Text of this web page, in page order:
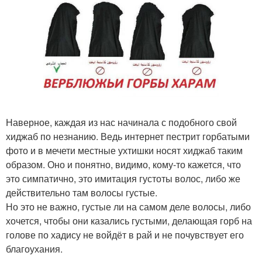
Наверное, каждая из нас начинала с подобного свой
хиджаб по незнанию. Ведь интернет пестрит горбатыми
фото и в мечети местные ухтишки носят хиджаб таким
образом. Оно и понятно, видимо, кому-то кажется, что
это симпатично, это имитация густоты волос, либо же
действительно там волосы густые.
Но это не важно, густые ли на самом деле волосы, либо
хочется, чтобы они казались густыми, делающая горб на
голове по хадису не войдёт в рай и не почувствует его
благоухания.